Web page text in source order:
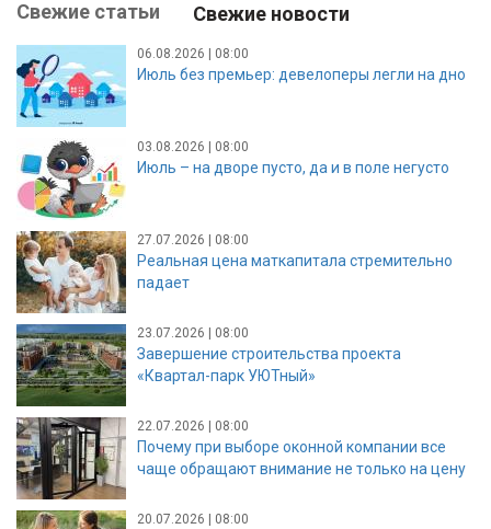
Свежие статьи Свежие новости
06.08.2026 | 08:00
Июль без премьер: девелоперы легли на дно
03.08.2026 | 08:00
Июль – на дворе пусто, да и в поле негусто
27.07.2026 | 08:00
Реальная цена маткапитала стремительно
падает
23.07.2026 | 08:00
Завершение строительства проекта
«Квартал-парк УЮТный»
22.07.2026 | 08:00
Почему при выборе оконной компании все
чаще обращают внимание не только на цену
20.07.2026 | 08:00